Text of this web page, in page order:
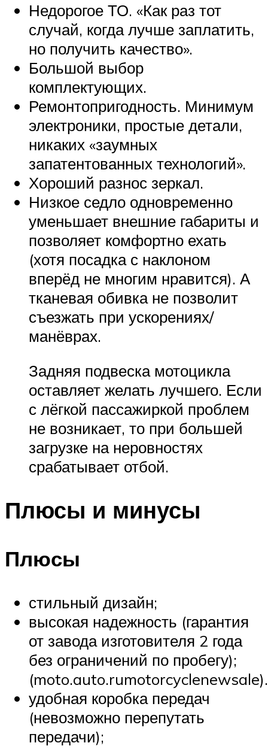
Недорогое ТО. «Как раз тот
случай, когда лучше заплатить,
но получить качество».
Большой выбор
комплектующих.
Ремонтопригодность. Минимум
электроники, простые детали,
никаких «заумных
запатентованных технологий».
Хороший разнос зеркал.
Низкое седло одновременно
уменьшает внешние габариты и
позволяет комфортно ехать
(хотя посадка с наклоном
вперёд не многим нравится). А
тканевая обивка не позволит
съезжать при ускорениях/
манёврах.
Задняя подвеска мотоцикла
оставляет желать лучшего. Если
с лёгкой пассажиркой проблем
не возникает, то при большей
загрузке на неровностях
срабатывает отбой.
Плюсы и минусы
Плюсы
стильный дизайн;
высокая надежность (гарантия
от завода изготовителя 2 года
без ограничений по пробегу);
(moto.auto.rumotorcyclenewsale).
удобная коробка передач
(невозможно перепутать
передачи);